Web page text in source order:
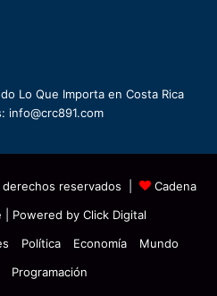
Lo Que Importa en Costa Rica
info@crc891.com
reservados |
Cadena
| Powered by Click Digital
Política Economía
Mundo
Programación